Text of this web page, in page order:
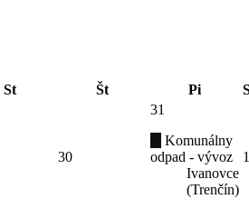
St Št Pi
30
31
Komunálny
odpad - vývoz
Ivanovce
(Trenčín)
1